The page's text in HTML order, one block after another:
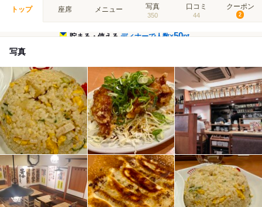
トップ 座席 メニュー 写真
350
口コミ
44
クーポン
2
貯まる・使えるディナーで人数×50pt
写真